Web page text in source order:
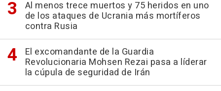
Al menos trece muertos y 75 heridos en uno
de los ataques de Ucrania más mortíferos
contra Rusia
El excomandante de la Guardia
Revolucionaria Mohsen Rezai pasa a líderar
la cúpula de seguridad de Irán